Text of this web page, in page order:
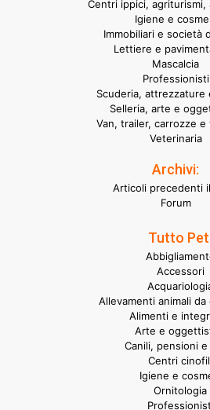
Centri ippici, agriturismi,
Igiene e
Immobiliari e società
Lettiere e
Mascalcia
Professionisti
Scuderia, attrezzature
Selleria, arte e
Van, trailer, carrozze
Veterinaria
Archivi:
Articoli precedenti
Forum
Tutto
Accessori
Allevamenti animali da
Alimenti e
Arte e
Canili, pensioni
Centri
Igiene e
Ornitologia